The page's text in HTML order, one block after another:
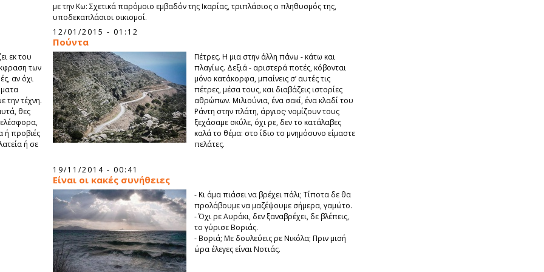
με την Κω: Σχετικά παρόμοιο εμβαδόν της Ικαρίας, τριπλάσιος ο πληθυσμός της,
υποδεκαπλάσιοι οικισμοί.
εκ του
των
αν όχι
την τέχνη.
θες
ή προβιές
ή σε
12/01/2015 - 01:12
Πούντα
Πέτρες. Η μια στην άλλη πάνω - κάτω και
πλαγίως. Δεξιά - αριστερά ποτές, κόβονται
μόνο κατάκορφα, μπαίνεις σ’ αυτές τις
πέτρες, μέσα τους, και διαβάζεις ιστορίες
αθρώπων. Μιλιούνια, ένα σακί, ένα κλαδί του
Ράντη στην πλάτη, άργιος· νομίζουν τους
ξεχάσαμε σκύλε, όχι ρε, δεν το κατάλαβες
καλά το θέμα: στο ίδιο το μνημόσυνο είμαστε
πελάτες.
19/11/2014 - 00:41
Είναι οι κακές συνήθειες
- Κι άμα πιάσει να βρέχει πάλι; Τίποτα δε θα
προλάβουμε να μαζέψουμε σήμερα, γαμώτο.
- Όχι ρε Αυράκι, δεν ξαναβρέχει, δε βλέπεις,
το γύρισε Βοριάς.
- Βοριά; Με δουλεύεις ρε Νικόλα; Πριν μισή
ώρα έλεγες είναι Νοτιάς.